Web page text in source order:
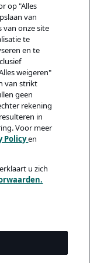
op "Alles
van
van onze site
te
en te
weigeren"
van strikt
geen
rekening
in
Voor meer
Policyen
u zich